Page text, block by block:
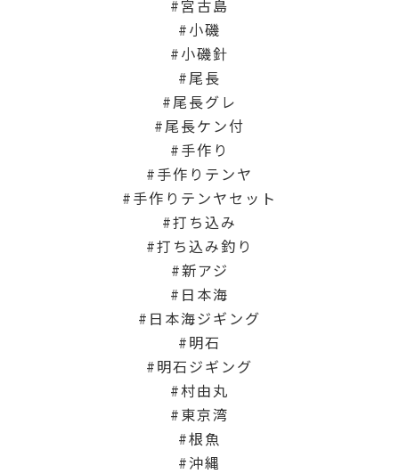
宮古島
小磯
小磯針
尾長
尾長グレ
尾長ケン付
手作り
手作りテンヤ
手作りテンヤセット
打ち込み
打ち込み釣り
新アジ
日本海
日本海ジギング
明石
明石ジギング
村由丸
東京湾
根魚
沖縄